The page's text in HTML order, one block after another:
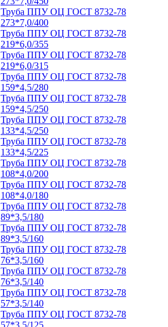
Труба ППУ ОЦ ГОСТ 8732-78
273*7,0/400
Труба ППУ ОЦ ГОСТ 8732-78
219*6,0/355
Труба ППУ ОЦ ГОСТ 8732-78
219*6,0/315
Труба ППУ ОЦ ГОСТ 8732-78
159*4,5/280
Труба ППУ ОЦ ГОСТ 8732-78
159*4,5/250
Труба ППУ ОЦ ГОСТ 8732-78
133*4,5/250
Труба ППУ ОЦ ГОСТ 8732-78
133*4,5/225
Труба ППУ ОЦ ГОСТ 8732-78
108*4,0/200
Труба ППУ ОЦ ГОСТ 8732-78
108*4,0/180
Труба ППУ ОЦ ГОСТ 8732-78
89*3,5/180
Труба ППУ ОЦ ГОСТ 8732-78
89*3,5/160
Труба ППУ ОЦ ГОСТ 8732-78
76*3,5/160
Труба ППУ ОЦ ГОСТ 8732-78
76*3,5/140
Труба ППУ ОЦ ГОСТ 8732-78
57*3,5/140
Труба ППУ ОЦ ГОСТ 8732-78
57*3,5/125